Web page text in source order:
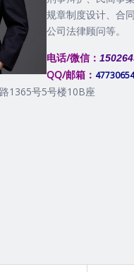
规章制度设计、合
公司法律顾问等。
电话/微信：
QQ/邮箱： 47730654
1365号5号楼10B座